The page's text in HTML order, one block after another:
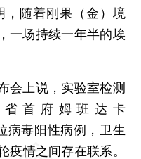
，随着刚果（金）境
一场持续一年半的埃
上说，实验室检测
首府姆班达卡
病毒阳性病例，卫生
疫情之间存在联系。